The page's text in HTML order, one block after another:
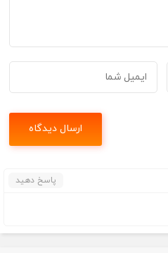
پاسخ دهید